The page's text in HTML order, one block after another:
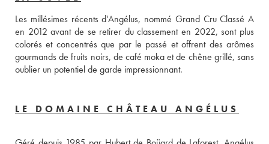
Les millésimes récents d'Angélus, nommé Grand Cru Classé A
en 2012 avant de se retirer du classement en 2022, sont plus
colorés et concentrés que par le passé et offrent des arômes
gourmands de fruits noirs, de café moka et de chêne grillé, sans
oublier un potentiel de garde impressionnant.
LE DOMAINE CHÂTEAU ANGÉLUS